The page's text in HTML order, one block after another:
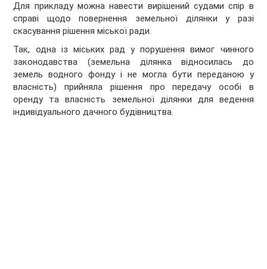
Для прикладу можна навести вирішений судами спір в
справі щодо повернення земельної ділянки у разі
скасування рішення міської ради.
Так, одна із міських рад у порушення вимог чинного
законодавства (земельна ділянка відносилась до
земель водного фонду і не могла бути переданою у
власність) прийняла рішення про передачу особі в
оренду та власність земельної ділянки для ведення
індивідуального дачного будівництва.